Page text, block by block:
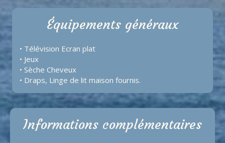
Équipements généraux
• Télévision Ecran plat
• Jeux
• Sèche Cheveux
• Draps, Linge de lit maison fournis.
Informations complémentaires